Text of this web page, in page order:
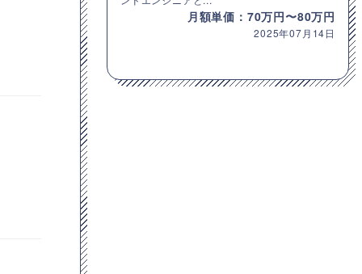
月額単価：70万円〜80万円
2025年07月14日